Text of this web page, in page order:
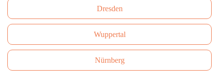
Dresden
Wuppertal
Nürnberg